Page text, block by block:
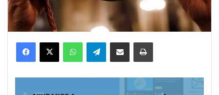
Facebook
X WhatsAppTelegramCompartir por correo electrónicoImprimir